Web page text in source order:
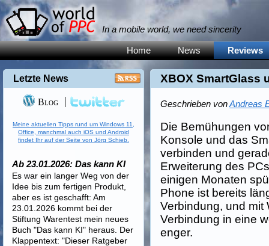
In a mobile world, we need sincerity
Home News Reviews
XBOX SmartGlass
Geschrieben vonAndreas
Die Bemühungen
Konsole und das
verbinden und
Erweiterung des
einigen Monaten
Phone ist bereits
Verbindung, und mit
Verbindung in eine
enger.
Letzte News
Blog
Meine aktuellen Tipps rund um Windows 11,
Office, manchmal auch iOS und Android
findet Ihr auf der Seite von Jörg Schieb.
Ab 23.01.2026: Das kann KI
Es war ein langer Weg von der
Idee bis zum fertigen Produkt,
aber es ist geschafft: Am
23.01.2026 kommt bei der
Stiftung Warentest mein neues
Buch "Das kann KI" heraus. Der
Klappentext: "Dieser Ratgeber